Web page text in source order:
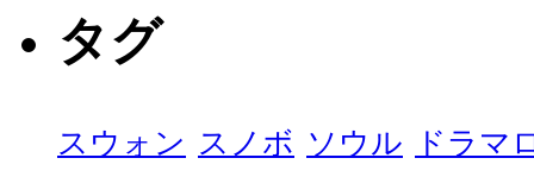
タグ
スウォン スノボ ソウル ドラマ